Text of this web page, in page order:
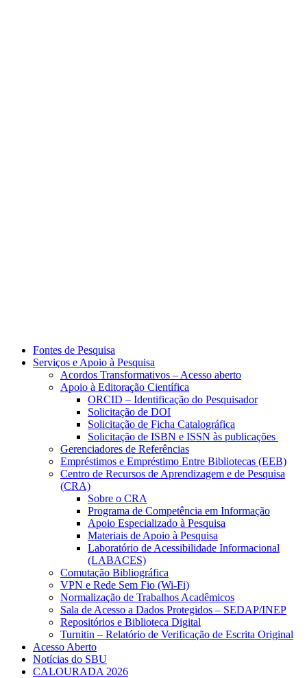
Fontes de Pesquisa
Serviços e Apoio à Pesquisa
Acordos Transformativos – Acesso aberto
Apoio à Editoração Científica
ORCID – Identificação do Pesquisador
Solicitação de DOI
Solicitação de Ficha Catalográfica
Solicitação de ISBN e ISSN às publicações
Gerenciadores de Referências
Empréstimos e Empréstimo Entre Bibliotecas (EEB)
Centro de Recursos de Aprendizagem e de Pesquisa
(CRA)
Sobre o CRA
Programa de Competência em Informação
Apoio Especializado à Pesquisa
Materiais de Apoio à Pesquisa
Laboratório de Acessibilidade Informacional
(LABACES)
Comutação Bibliográfica
VPN e Rede Sem Fio (Wi-Fi)
Normalização de Trabalhos Acadêmicos
Sala de Acesso a Dados Protegidos – SEDAP/INEP
Repositórios e Biblioteca Digital
Turnitin – Relatório de Verificação de Escrita Original
Acesso Aberto
Notícias do SBU
CALOURADA 2026